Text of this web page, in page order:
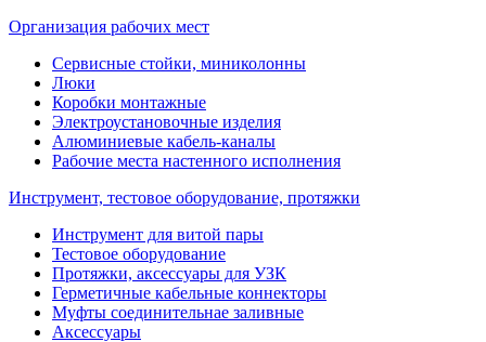
Организация рабочих мест
Сервисные стойки, миниколонны
Люки
Коробки монтажные
Электроустановочные изделия
Алюминиевые кабель-каналы
Рабочие места настенного исполнения
Инструмент, тестовое оборудование, протяжки
Инструмент для витой пары
Тестовое оборудование
Протяжки, аксессуары для УЗК
Герметичные кабельные коннекторы
Муфты соединительнае заливные
Аксессуары